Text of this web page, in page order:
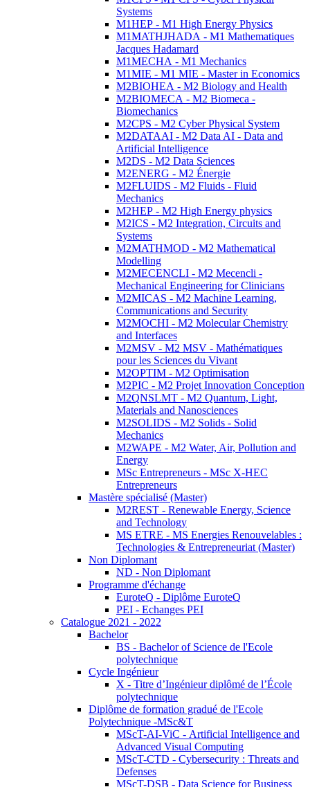
Systems
M1HEP - M1 High Energy Physics
M1MATHJHADA - M1 Mathematiques
Jacques Hadamard
M1MECHA - M1 Mechanics
M1MIE - M1 MIE - Master in Economics
M2BIOHEA - M2 Biology and Health
M2BIOMECA - M2 Biomeca -
Biomechanics
M2CPS - M2 Cyber Physical System
M2DATAAI - M2 Data AI - Data and
Artificial Intelligence
M2DS - M2 Data Sciences
M2ENERG - M2 Énergie
M2FLUIDS - M2 Fluids - Fluid
Mechanics
M2HEP - M2 High Energy physics
M2ICS - M2 Integration, Circuits and
Systems
M2MATHMOD - M2 Mathematical
Modelling
M2MECENCLI - M2 Mecencli -
Mechanical Engineering for Clinicians
M2MICAS - M2 Machine Learning,
Communications and Security
M2MOCHI - M2 Molecular Chemistry
and Interfaces
M2MSV - M2 MSV - Mathématiques
pour les Sciences du Vivant
M2OPTIM - M2 Optimisation
M2PIC - M2 Projet Innovation Conception
M2QNSLMT - M2 Quantum, Light,
Materials and Nanosciences
M2SOLIDS - M2 Solids - Solid
Mechanics
M2WAPE - M2 Water, Air, Pollution and
Energy
MSc Entrepreneurs - MSc X-HEC
Entrepreneurs
Mastère spécialisé (Master)
M2REST - Renewable Energy, Science
and Technology
MS ETRE - MS Energies Renouvelables :
Technologies & Entrepreneuriat (Master)
Non Diplomant
ND - Non Diplomant
Programme d'échange
EuroteQ - Diplôme EuroteQ
PEI - Echanges PEI
Catalogue 2021 - 2022
Bachelor
BS - Bachelor of Science de l'Ecole
polytechnique
Cycle Ingénieur
X - Titre d’Ingénieur diplômé de l’École
polytechnique
Diplôme de formation gradué de l'Ecole
Polytechnique -MSc&T
MScT-AI-ViC - Artificial Intelligence and
Advanced Visual Computing
MScT-CTD - Cybersecurity : Threats and
Defenses
MScT-DSB - Data Science for Business